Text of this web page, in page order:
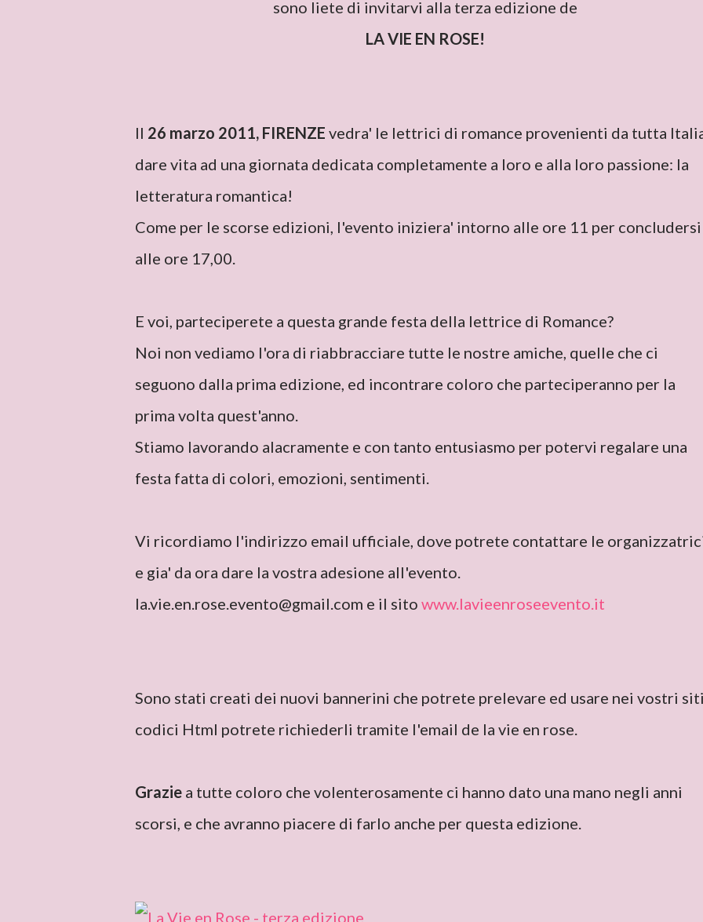
sono liete di invitarvi alla terza edizione de
LA VIE EN ROSE!
Il 26 marzo 2011, FIRENZE vedra' le lettrici di romance provenienti da tutta
dare vita ad una giornata dedicata completamente a loro e alla loro passione: la
letteratura romantica!
Come per le scorse edizioni, l'evento iniziera' intorno alle ore 11 per concludersi
alle ore 17,00.
E voi, parteciperete a questa grande festa della lettrice di Romance?
Noi non vediamo l'ora di riabbracciare tutte le nostre amiche, quelle che ci
seguono dalla prima edizione, ed incontrare coloro che parteciperanno per la
prima volta quest'anno.
Stiamo lavorando alacramente e con tanto entusiasmo per potervi regalare una
festa fatta di colori, emozioni, sentimenti.
Vi ricordiamo l'indirizzo email ufficiale, dove potrete contattare le
e gia' da ora dare la vostra adesione all'evento.
la.vie.en.rose.evento@gmail.com e il sito www.lavieenroseevento.it
Sono stati creati dei nuovi bannerini che potrete prelevare ed usare nei vostri
codici Html potrete richiederli tramite l'email de la vie en rose.
Grazie a tutte coloro che volenterosamente ci hanno dato una mano negli anni
scorsi, e che avranno piacere di farlo anche per questa edizione.